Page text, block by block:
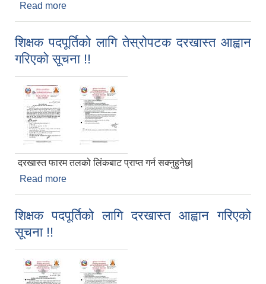
Read more
शिक्षक पदपूर्तिको लागि तेस्रोपटक दरखास्त आह्वान
गरिएको सूचना !!
दरखास्त फारम तलको लिंकबाट प्राप्त गर्न सक्नुहुनेछ|
Read more
शिक्षक पदपूर्तिको लागि दरखास्त आह्वान गरिएको
सूचना !!